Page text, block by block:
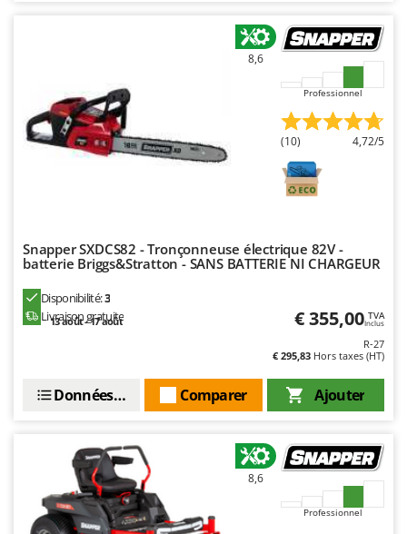
Ompagrill
Ooni
Oriental Koshin
Palumbo Pavi
Paterlini
Prismafood
R.G.V.
Rato
Reber
8,6
Professionnel
(10) 4,72/5
Snapper SXDCS82 - Tronçonneuse électrique 82V -
batterie Briggs&Stratton - SANS BATTERIE NI CHARGEUR
Disponibilité:3
Livraison gratuite
13 août - 17 août € 355,00 TVA
Inclus
R-27
€ 295,83 Hors taxes (HT)
Ajouter
Comparer
Données techniques
8,6
Professionnel